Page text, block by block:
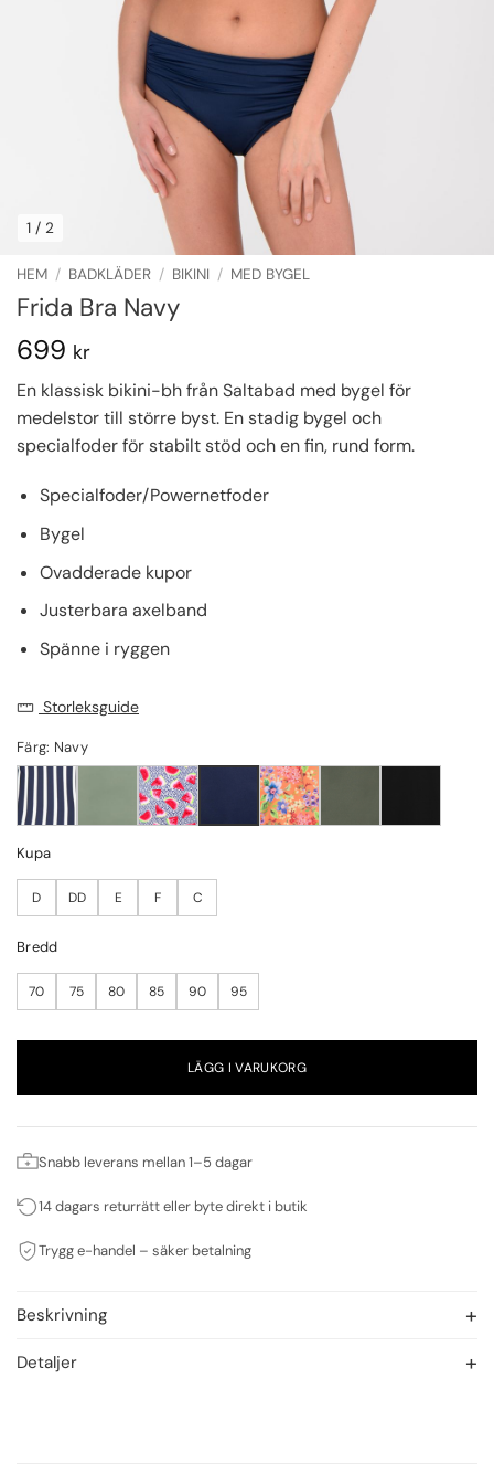
1 / 2
HEM / BADKLÄDER / BIKINI / MED BYGEL
Frida Bra Navy
699 kr
En klassisk bikini-bh från Saltabad med bygel för
medelstor till större byst. En stadig bygel och
specialfoder för stabilt stöd och en fin, rund form.
Specialfoder/Powernetfoder
Bygel
Ovadderade kupor
Justerbara axelband
Spänne i ryggen
Storleksguide
Färg: Navy
Kupa
D DD E F C
Bredd
70 75 80 85 90 95
LÄGG I VARUKORG
Snabb leverans mellan 1–5 dagar
14 dagars returrätt eller byte direkt i butik
Trygg e-handel – säker betalning
Beskrivning
Detaljer